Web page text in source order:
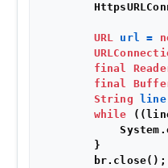
URL url =
final
final
String
line
while
        }
        br.close();